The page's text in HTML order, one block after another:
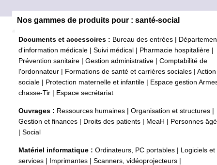
Nos gammes de produits pour : santé-social
Documents et accessoires : Bureau des entrées
d'information médicale
Suivi médical Pharmacie hospitalière
Prévention sanitaire
Gestion administrative
Comptabilité de
l'ordonnateur
Formations de santé et carrières sociales
Action
sociale
Protection maternelle et infantile
Espace gestion
chasse-Tir
Espace secrétariat
Ouvrages : Ressources humaines Organisation et structures
Gestion et finances
Droits des patients MeaH
Personnes
Social
Matériel informatique : Ordinateurs, PC portables
Logiciels et
services
Imprimantes Scanners, vidéoprojecteurs